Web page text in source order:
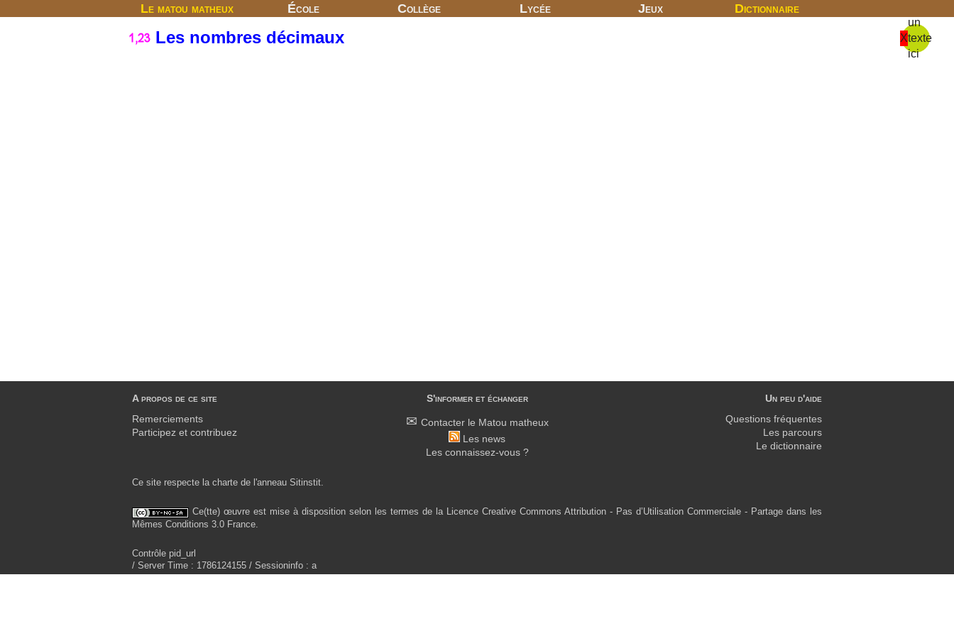
Le matou matheux École Collège Lycée Jeux Dictionnaire
X
un
texte
ici
Les nombres décimaux
A propos de ce site
Remerciements
Participez et contribuez
S'informer et échanger
Contacter le Matou matheux
Les news
Les connaissez-vous ?
Un peu d'aide
Questions fréquentes
Les parcours
Le dictionnaire
Ce site respecte la charte de l'anneau Sitinstit.
Ce(tte) œuvre est mise à disposition selon les termes de la Licence Creative Commons Attribution - Pas d’Utilisation Commerciale - Partage dans les
Mêmes Conditions 3.0 France.
Contrôle pid_url
/ Server Time : 1786124155 / Sessioninfo : a